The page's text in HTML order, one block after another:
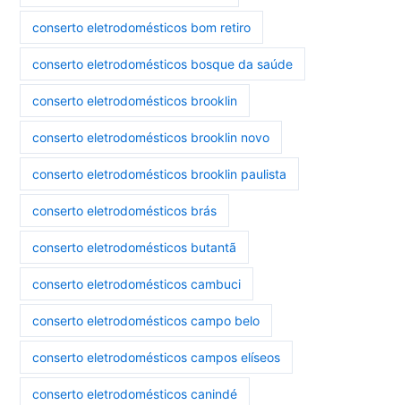
conserto eletrodomésticos bom retiro
conserto eletrodomésticos bosque da saúde
conserto eletrodomésticos brooklin
conserto eletrodomésticos brooklin novo
conserto eletrodomésticos brooklin paulista
conserto eletrodomésticos brás
conserto eletrodomésticos butantã
conserto eletrodomésticos cambuci
conserto eletrodomésticos campo belo
conserto eletrodomésticos campos elíseos
conserto eletrodomésticos canindé